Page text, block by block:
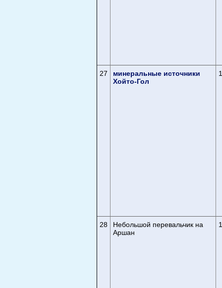
27
минеральные источники
Хойто-Гол
28
Небольшой перевальчик на
Аршан